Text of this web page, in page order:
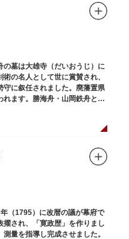
の墓は大雄寺（だいおうじ）に
の名人として世に賞賛され、
守に叙任されました。廃藩置県
ます。勝海舟・山岡鉄舟と共
（1795）に改暦の議が幕府で
され、「寛政歴」を作りまし
量を指導し完成させました。